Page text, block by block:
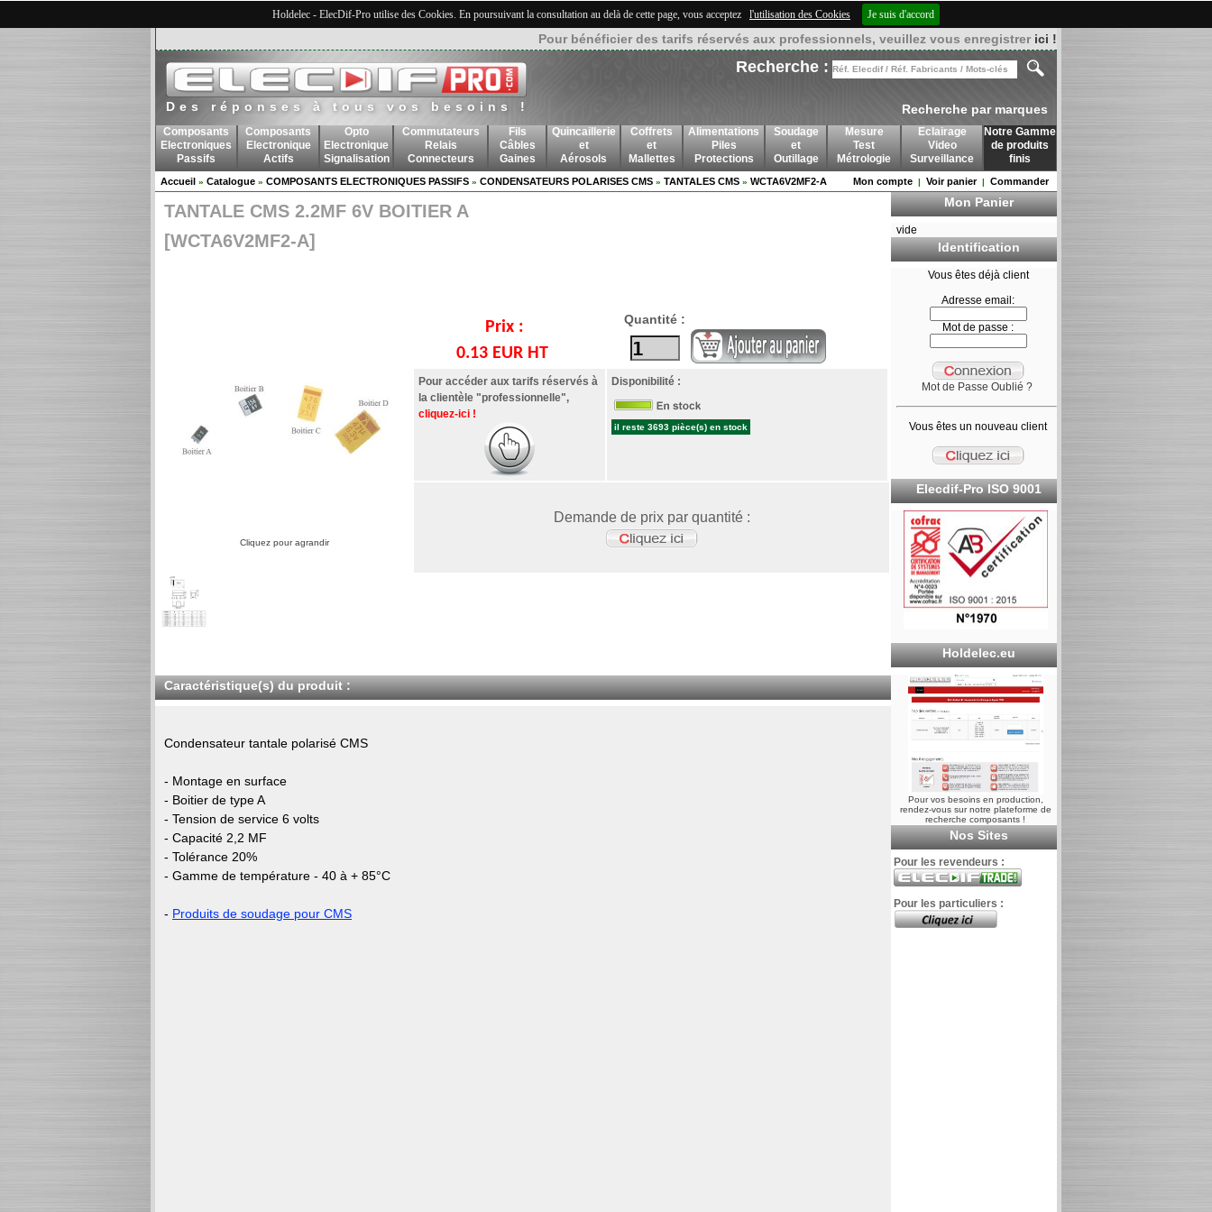
Holdelec - ElecDif-Pro utilise des Cookies. En poursuivant la consultation au delà de cette page, vous acceptez l'utilisation des Cookies Je suis d'accord
Pour bénéficier des tarifs réservés aux professionnels, veuillez vous enregistrer ici !
Des réponses à tous vos besoins !
Recherche :
Recherche par marques
Composants
Electroniques
Passifs
Composants
Electronique
Actifs
Opto
Electronique
Signalisation
Commutateurs
Relais
Connecteurs
Fils
Câbles
Gaines
Quincaillerie
et
Aérosols
Coffrets
et
Mallettes
Alimentations
Piles
Protections
Soudage
et
Outillage
Mesure
Test
Métrologie
Eclairage
Video
Surveillance
Notre Gamme
de produits
finis
Accueil » Catalogue » COMPOSANTS ELECTRONIQUES PASSIFS » CONDENSATEURS POLARISES CMS » TANTALES CMS » WCTA6V2MF2-A Mon compte | Voir panier| Commander
TANTALE CMS 2.2MF 6V BOITIER A
[WCTA6V2MF2-A]
Cliquez pour agrandir
Prix :
0.13 EUR HT
Quantité :
Pour accéder aux tarifs réservés à
la clientèle "professionnelle",
cliquez-ici !
Disponibilité :
il reste 3693 pièce(s) en stock
Demande de prix par quantité :
Caractéristique(s) du produit :
Condensateur tantale polarisé CMS
- Montage en surface
- Boitier de type A
- Tension de service 6 volts
- Capacité 2,2 MF
- Tolérance 20%
- Gamme de température - 40 à + 85°C
- Produits de soudage pour CMS
Mon Panier
vide
Identification
Vous êtes déjà client
Adresse email:
Mot de passe :
Mot de Passe Oublié ?
Vous êtes un nouveau client
Elecdif-Pro ISO 9001
Holdelec.eu
Pour vos besoins en production,
rendez-vous sur notre plateforme de
recherche composants !
Nos Sites
Pour les revendeurs :
Pour les particuliers :